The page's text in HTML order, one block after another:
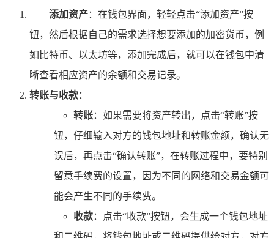
添加资产：在钱包界面，轻轻点击“添加资产”按
钮，然后根据自己的需求选择想要添加的加密货币，例
如比特币、以太坊等，添加完成后，就可以在钱包中清
晰查看相应资产的余额和交易记录。
转账与收款：
转账：如果需要将资产转出，点击“转账”按
钮，仔细输入对方的钱包地址和转账金额，确认无
误后，再点击“确认转账”，在转账过程中，要特别
留意手续费的设置，因为不同的网络和交易金额可
能会产生不同的手续费。
收款：点击“收款”按钮，会生成一个钱包地址